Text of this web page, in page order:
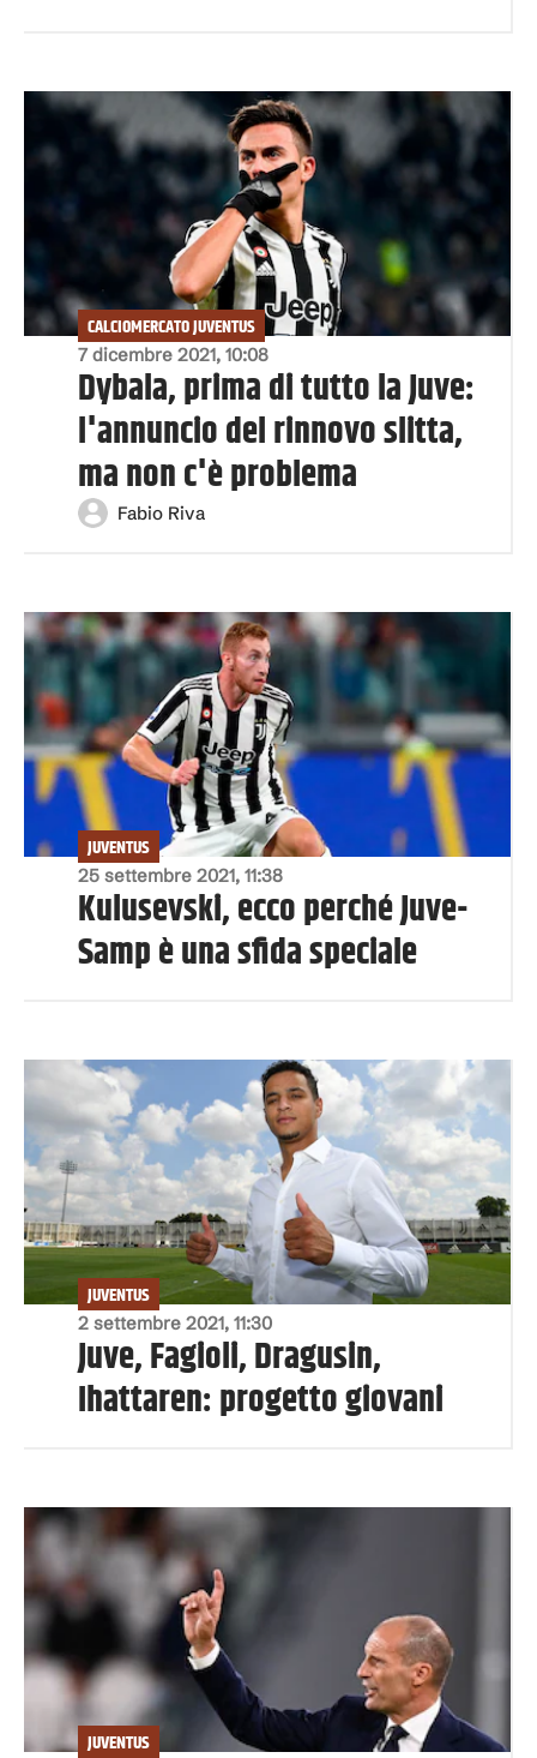
7 dicembre 2021, 10:08
CALCIOMERCATO JUVENTUS
Dybala, prima di tutto la Juve:
l'annuncio del rinnovo slitta,
ma non c'è problema
Fabio Riva
25 settembre 2021, 11:38
JUVENTUS
Kulusevski, ecco perché Juve-
Samp è una sfida speciale
2 settembre 2021, 11:30
JUVENTUS
Juve, Fagioli, Dragusin,
Ihattaren: progetto giovani
JUVENTUS